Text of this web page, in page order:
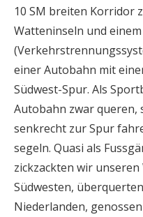
10 SM breiten Korridor
Watteninseln und einem
einer Autobahn mit
Südwest-Spur. Als
Autobahn zwar queren,
senkrecht zur Spur
segeln. Quasi als
zickzackten wir
Südwesten,
Niederlanden,